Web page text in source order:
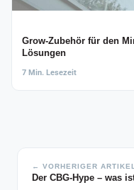
Grow-Zubehör für den
Lösungen
7 Min. Lesezeit
← VORHERIGER ARTIKEL
Der CBG-Hype – was